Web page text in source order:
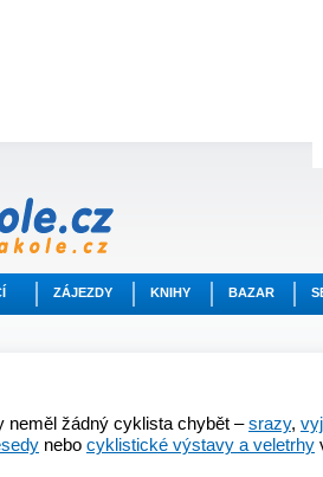
ZÁJEZDY KNIHY BAZAR
neměl žádný cyklista chybět –srazy,
nebo cyklistické výstavy a veletrhy